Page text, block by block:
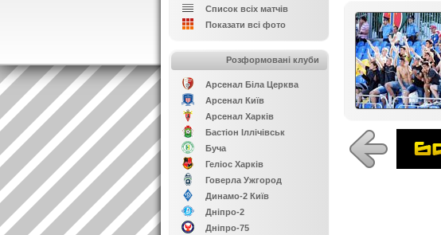
Список всіх матчів
Показати всі фото
Розформовані клуби
Арсенал Біла Церква
Арсенал Київ
Арсенал Харків
Бастіон Іллічівськ
Буча
Геліос Харків
Говерла Ужгород
Динамо-2 Київ
Дніпро-2
Дніпро-75